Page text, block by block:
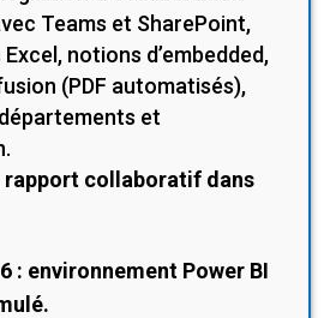
Teams et SharePoint,
notions d’embedded,
(PDF automatisés),
et
rapport collaboratif dans
: environnement Power BI